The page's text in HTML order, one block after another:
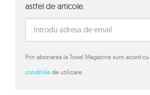
astfel de articole.
Prin abonarea la Toxel Magazine sunt acord cu
conditiile de utilizare.